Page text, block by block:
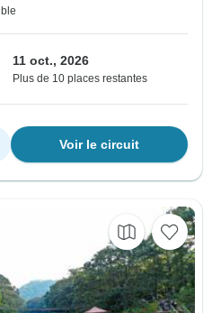
11 oct., 2026
Plus de 10 places restantes
Voir le circuit